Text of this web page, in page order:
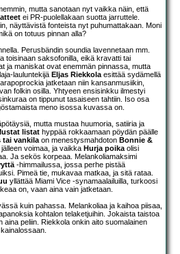
mutta sanotaan nyt vaikka näin, että
ei PR-puolellakaan suotta jarruttele.
näyttävistä fonteista nyt puhumattakaan. Moni
on totuus pinnan alla?
Perusbändin soundia lavennetaan mm.
toisinaan saksofonilla, eikä kravatti tai
ja maniskat ovat enemmän pinnassa, mutta
lauluntekijä Eljas Riekkola esittää sydämellä
jatketaan niin kansanmusiikin,
folkin osilla. Yhtyeen ensisinkku ilmestyi
on tippunut tasaiseen tahtiin. Iso osa
meno isossa kuvassa on.
mutta mustaa huumoria, satiiria ja
listat hyppää rokkaamaan pöydän päälle
tai vankila on menestysmahdoton Bonnie &
voimaa, ja vaikka Hurja poika olisi
Ja sekös korpeaa. Melankoliamaksimi
-himmailussa, jossa perhe pistää
Pimeä tie, mukavaa matkaa, ja sitä rataa.
yllättää Miami Vice -synamaalailuilla, turkoosi
on, vaan aina vain jatketaan.
kuin pahassa. Melankoliaa ja kaihoa piisaa,
kohtalon telaketjuihin. Jokaista taistoa
peliin. Riekkola onkin aito suomalainen